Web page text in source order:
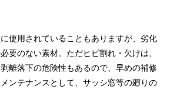
使用されていることもありますが、劣化
要のない素材。ただヒビ割れ・欠けは、
離落下の危険性もあるので、早めの補修
ンテナンスとして、サッシ窓等の廻りの